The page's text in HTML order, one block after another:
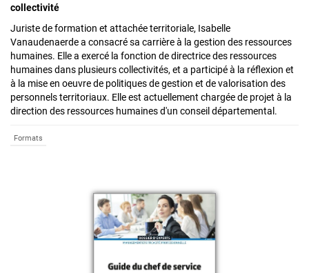
collectivité
Juriste de formation et attachée territoriale, Isabelle
Vanaudenaerde a consacré sa carrière à la gestion des ressources
humaines. Elle a exercé la fonction de directrice des ressources
humaines dans plusieurs collectivités, et a participé à la réflexion et
à la mise en oeuvre de politiques de gestion et de valorisation des
personnels territoriaux. Elle est actuellement chargée de projet à la
direction des ressources humaines d'un conseil départemental.
Formats